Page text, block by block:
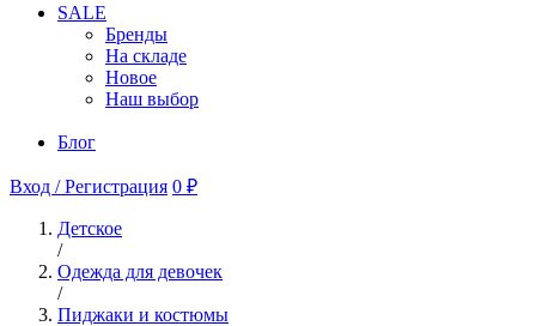
SALE
Бренды
На складе
Новое
Наш выбор
Блог
Вход / Регистрация 0 ₽
Детское
/
Одежда для девочек
/
Пиджаки и костюмы